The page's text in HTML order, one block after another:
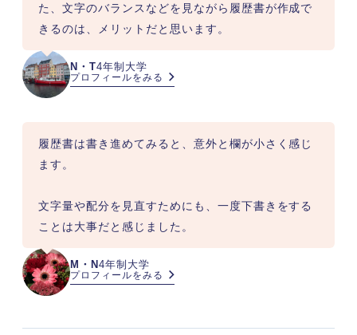
N・T4年制大学
プロフィールをみる
た、文字のバランスなどを見ながら履歴書が作成で
きるのは、メリットだと思います。
M・N4年制大学
プロフィールをみる
履歴書は書き進めてみると、意外と欄が小さく感じ
ます。
文字量や配分を見直すためにも、一度下書きをする
ことは大事だと感じました。